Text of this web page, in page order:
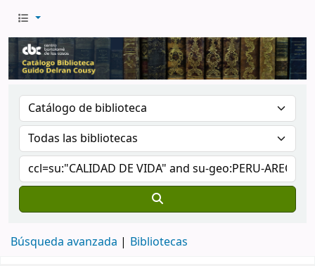
Búsqueda avanzada Bibliotecas